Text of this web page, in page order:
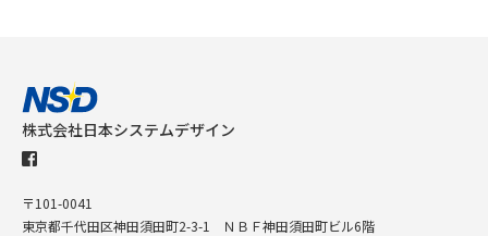
株式会社日本システムデザイン
〒101-0041
東京都千代田区神田須田町2-3-1 ＮＢＦ神田須田町ビル6階